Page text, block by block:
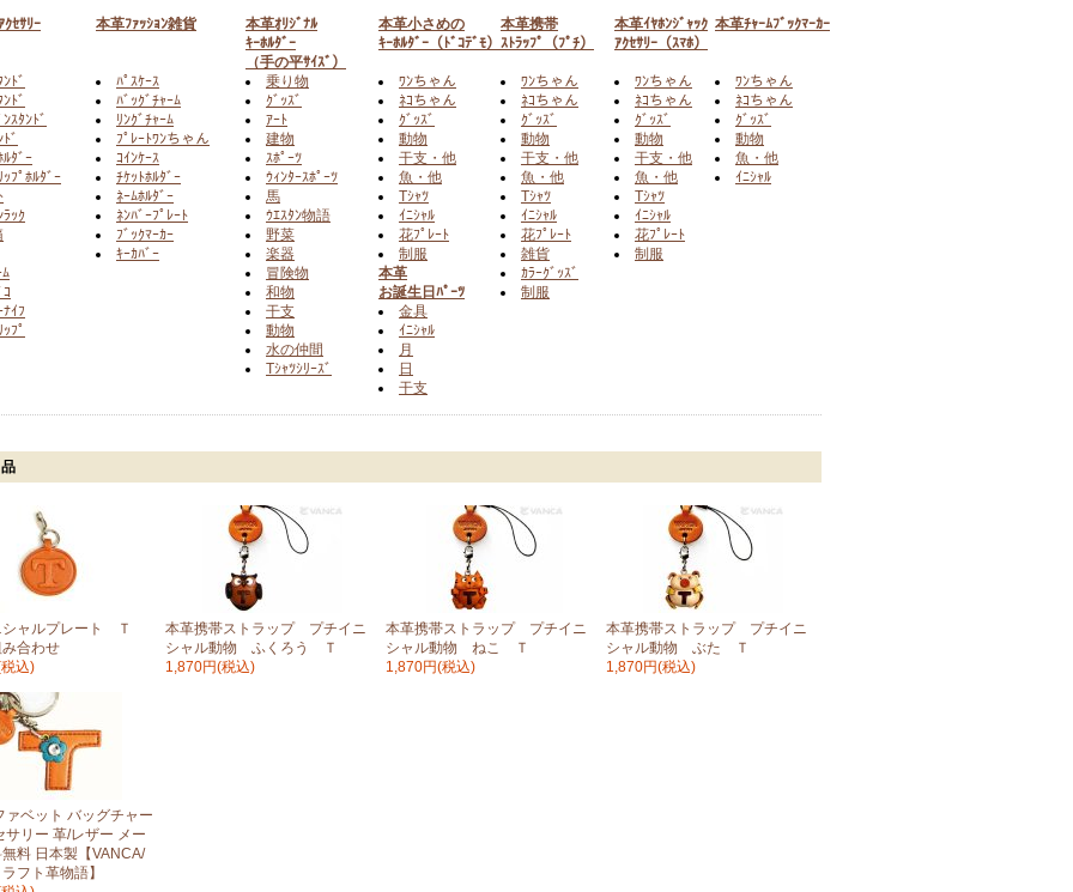
ｸｾｻﾘｰ 本革ﾌｧｯｼｮﾝ雑貨
本革ｵﾘｼﾞﾅﾙ
ｷｰﾎﾙﾀﾞｰ
（手の平ｻｲｽﾞ）
本革小さめの
ｷｰﾎﾙﾀﾞｰ（ﾄﾞｺﾃﾞﾓ）
本革携帯
ｽﾄﾗｯﾌﾟ（ﾌﾟﾁ）
本革ｲﾔﾎﾝｼﾞｬｯｸ
ｱｸｾｻﾘｰ（ｽﾏﾎ）
本革ﾁｬｰﾑﾌﾞｯｸﾏｰｶｰ
ﾄﾞ
ﾄﾞ
ｽﾀﾝﾄﾞ
ﾞ
ﾙﾀﾞｰ
ｯﾌﾟﾎﾙﾀﾞｰ
ﾗｯｸ
ｺ
ﾅｲﾌ
ﾌﾟ
ﾊﾟｽｹｰｽ
ﾊﾞｯｸﾞﾁｬｰﾑ
ﾘﾝｸﾞﾁｬｰﾑ
ﾌﾟﾚｰﾄﾜﾝちゃん
ｺｲﾝｹｰｽ
ﾁｹｯﾄﾎﾙﾀﾞｰ
ﾈｰﾑﾎﾙﾀﾞｰ
ﾈﾝﾊﾞｰﾌﾟﾚｰﾄ
ﾌﾞｯｸﾏｰｶｰ
ｷｰｶﾊﾞｰ
乗り物
ｸﾞｯｽﾞ
ｱｰﾄ
建物
ｽﾎﾟｰﾂ
ｳｨﾝﾀｰｽﾎﾟｰﾂ
馬
ｳｴｽﾀﾝ物語
野菜
楽器
冒険物
和物
干支
動物
水の仲間
Tｼｬﾂｼﾘｰｽﾞ
ﾜﾝちゃん
ﾈｺちゃん
ｸﾞｯｽﾞ
動物
干支・他
魚・他
Tｼｬﾂ
ｲﾆｼｬﾙ
花ﾌﾟﾚｰﾄ
制服
ﾜﾝちゃん
ﾈｺちゃん
ｸﾞｯｽﾞ
動物
干支・他
魚・他
Tｼｬﾂ
ｲﾆｼｬﾙ
花ﾌﾟﾚｰﾄ
雑貨
ｶﾗｰｸﾞｯｽﾞ
制服
ﾜﾝちゃん
ﾈｺちゃん
ｸﾞｯｽﾞ
動物
干支・他
魚・他
Tｼｬﾂ
ｲﾆｼｬﾙ
花ﾌﾟﾚｰﾄ
制服
ﾜﾝちゃん
ﾈｺちゃん
ｸﾞｯｽﾞ
動物
魚・他
ｲﾆｼｬﾙ
本革
お誕生日ﾊﾟｰﾂ
金具
ｲﾆｼｬﾙ
月
日
干支
シャルプレート Ｔ
合わせ
込)
本革携帯ストラップ プチイニ
シャル動物 ふくろう Ｔ
1,870円(税込)
本革携帯ストラップ プチイニ
シャル動物 ねこ Ｔ
1,870円(税込)
本革携帯ストラップ プチイニ
シャル動物 ぶた Ｔ
1,870円(税込)
ァベット バッグチャー
サリー 革/レザー メー
料 日本製【VANCA/
フト革物語】